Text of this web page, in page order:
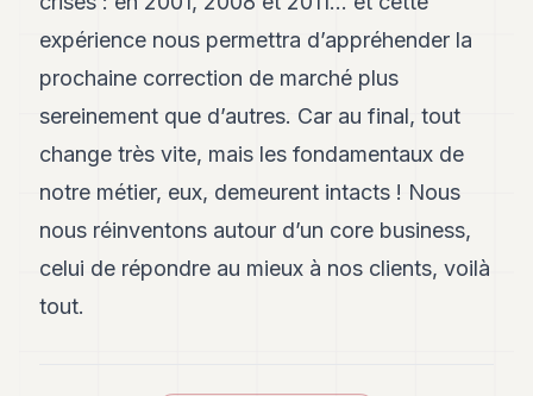
expérience nous permettra d’appréhender la
prochaine correction de marché plus
sereinement que d’autres. Car au final, tout
change très vite, mais les fondamentaux de
notre métier, eux, demeurent intacts ! Nous
nous réinventons autour d’un core business,
celui de répondre au mieux à nos clients, voilà
tout.